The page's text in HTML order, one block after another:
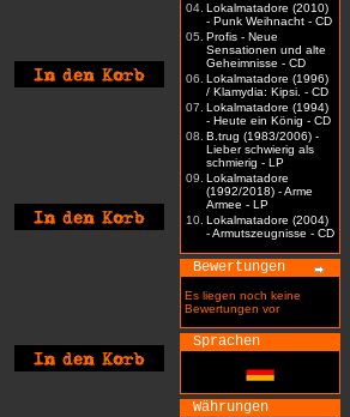
04. Lokalmatadore (2010)
- Punk Weihnacht - CD
05. Profis - Neue
Sensationen und alte
Geheimnisse - CD
06. Lokalmatadore (1996)
/ Klamydia: Kipsi. - CD
07. Lokalmatadore (1994)
- Heute ein König - CD
08. B.trug (1983/2006) -
Lieber schwierig als
schmierig - LP
09. Lokalmatadore
(1992/2018) - Arme
Armee - LP
10. Lokalmatadore (2004)
- Armutszeugnisse - CD
Bewertungen
Es liegen noch keine
Bewertungen vor
Sprachen
Währungen